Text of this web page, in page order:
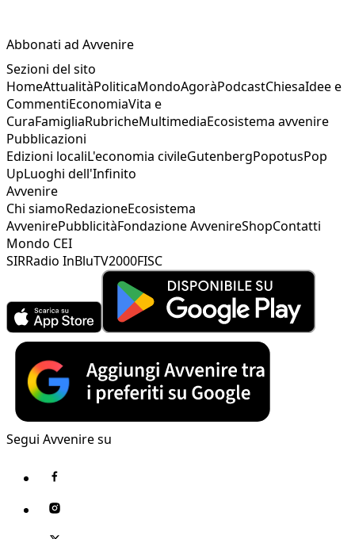
Abbonati ad Avvenire
Sezioni del sito
HomeAttualitàPoliticaMondoAgoràPodcastChiesaIdee e
CommentiEconomiaVita e
CuraFamigliaRubricheMultimediaEcosistema avvenire
Pubblicazioni
Edizioni localiL'economia civileGutenbergPopotusPop
UpLuoghi dell'Infinito
Avvenire
Chi siamoRedazioneEcosistema
AvvenirePubblicitàFondazione AvvenireShopContatti
Mondo CEI
SIRRadio InBluTV2000FISC
Segui Avvenire su